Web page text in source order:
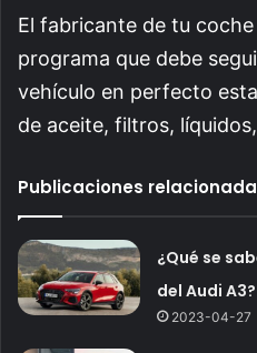
El fabricante de tu
programa que debe
vehículo en perfecto
de aceite, filtros,
Publicaciones
¿Qué se
del Audi A3?
2023-04-27